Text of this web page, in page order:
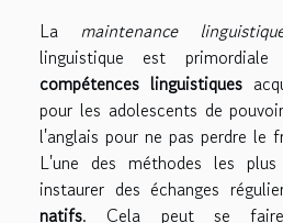
La maintenance
linguistique est
compétences linguistiques
pour les adolescents de
l'anglais pour ne pas perdre le
L'une des méthodes les
instaurer des échanges
natifs. Cela peut se